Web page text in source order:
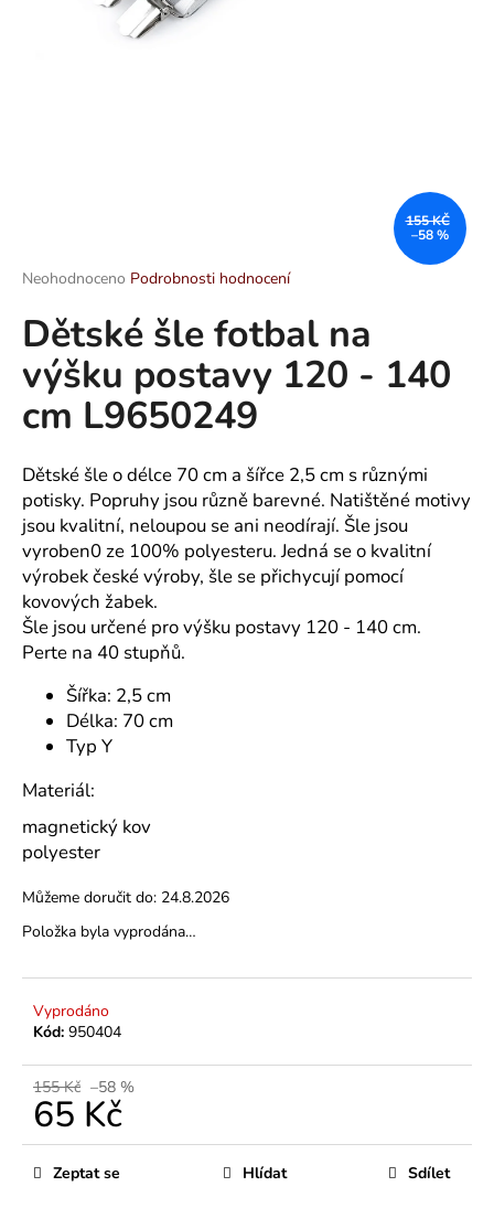
Průměrné
produktu
je
z
hvězdiček.
Neohodnoceno Podrobnosti hodnocení
Dětské šle fotbal na
výšku postavy 120 - 140
cm L9650249
Dětské šle o délce 70 cm a šířce 2,5 cm s různými
potisky. Popruhy jsou různě barevné. Natištěné motivy
jsou kvalitní, neloupou se ani neodírají. Šle jsou
vyroben0 ze 100% polyesteru. Jedná se o kvalitní
výrobek české výroby, šle se přichycují pomocí
kovových žabek.
Šle jsou určené pro výšku postavy 120 - 140 cm.
Perte na 40 stupňů.
Šířka: 2,5 cm
Délka: 70 cm
Typ Y
Materiál:
magnetický kov
polyester
Můžeme doručit do: 24.8.2026
Položka byla vyprodána…
Vyprodáno
Kód: 950404
155 Kč –58 %
65 Kč
Měrná
cena:Zeptat se Hlídat Sdílet
155 KČ
–58 %
D
o
o
u
č
u
j
e
m
e
NAŽEHLOVAČKA
DOPRAVNÍ
PROSTŘEDKY
L400167
Kč